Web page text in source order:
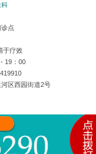
科
点
于疗效
19：00
区西园街道2号